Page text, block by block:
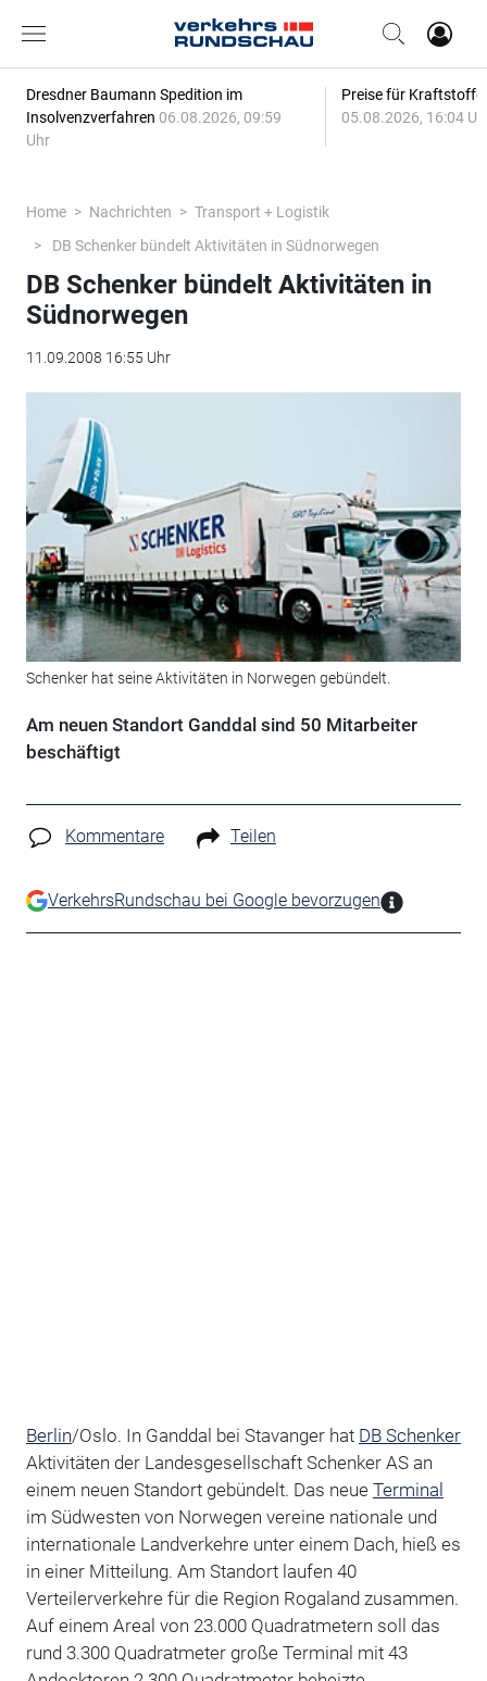
Dresdner Baumann Spedition im
Insolvenzverfahren 06.08.2026, 09:59
Uhr
Preise für
05.08.2026, 16:04
Home Nachrichten
Transport + Logistik
DB Schenker bündelt Aktivitäten in Südnorwegen
DB Schenker bündelt Aktivitäten in
Südnorwegen
11.09.2008 16:55 Uhr
Schenker hat seine Aktivitäten in Norwegen gebündelt.
Am neuen Standort Ganddal sind 50 Mitarbeiter
beschäftigt
Kommentare Teilen
VerkehrsRundschau bei Google bevorzugen
Berlin/Oslo. In Ganddal bei Stavanger hat DB Schenker
Aktivitäten der Landesgesellschaft Schenker AS an
einem neuen Standort gebündelt. Das neue Terminal
im Südwesten von Norwegen vereine nationale und
internationale Landverkehre unter einem Dach, hieß es
in einer Mitteilung. Am Standort laufen 40
Verteilerverkehre für die Region Rogaland zusammen.
Auf einem Areal von 23.000 Quadratmetern soll das
rund 3.300 Quadratmeter große Terminal mit 43